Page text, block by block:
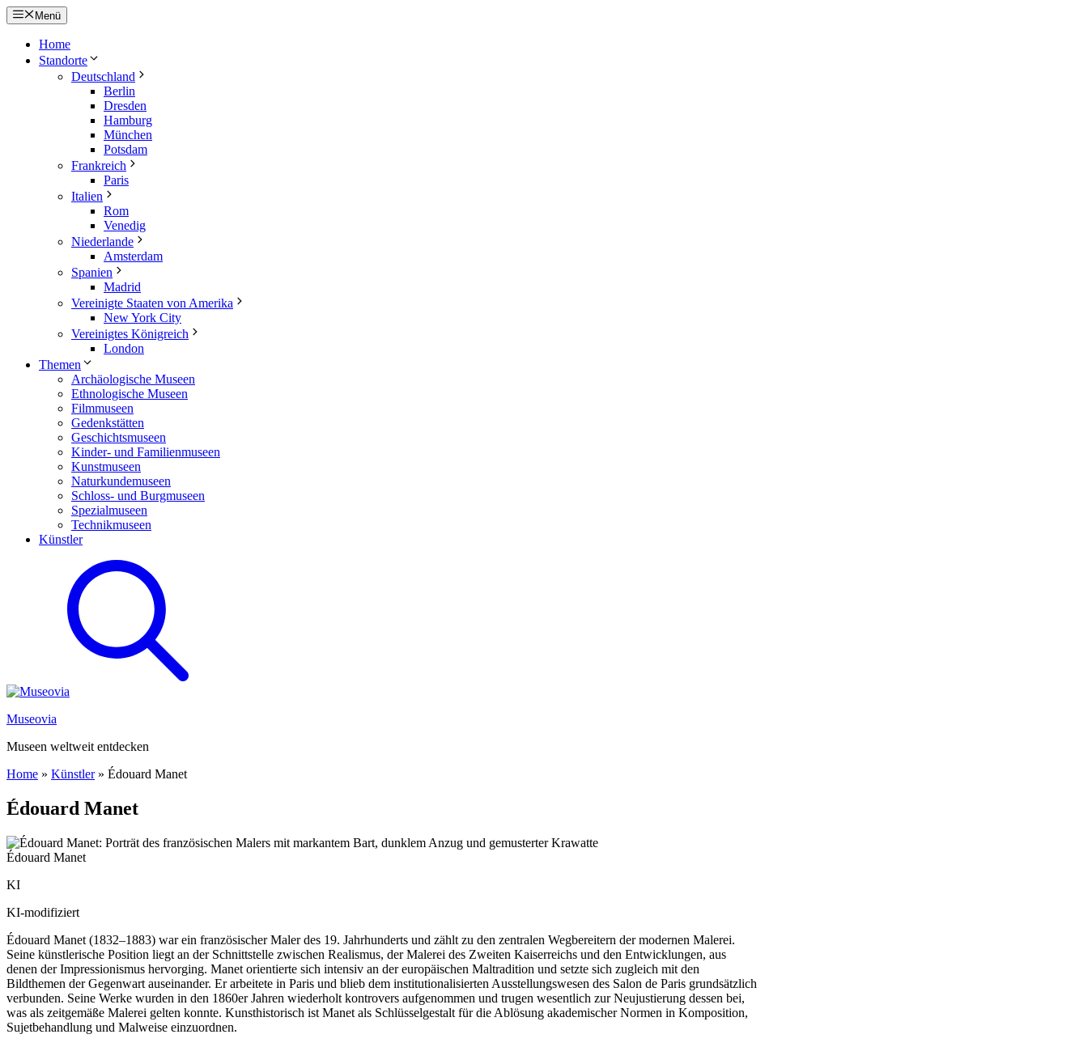
Zum
Inhalt
springen
Menü
Home
Standorte
Deutschland
Berlin
Dresden
Hamburg
München
Potsdam
Frankreich
Paris
Italien
Rom
Venedig
Niederlande
Amsterdam
Spanien
Madrid
Vereinigte Staaten von Amerika
New York City
Vereinigtes Königreich
London
Themen
Archäologische Museen
Ethnologische Museen
Filmmuseen
Gedenkstätten
Geschichtsmuseen
Kinder- und Familienmuseen
Kunstmuseen
Naturkundemuseen
Schloss- und Burgmuseen
Spezialmuseen
Technikmuseen
Künstler
Museovia
Museen weltweit entdecken
Home » Künstler» Édouard Manet
Édouard Manet
Édouard Manet
KI
KI-modifiziert
Édouard Manet (1832–1883) war ein französischer Maler des 19. Jahrhunderts und zählt zu den zentralen Wegbereitern der modernen Malerei.
Seine künstlerische Position liegt an der Schnittstelle zwischen Realismus, der Malerei des Zweiten Kaiserreichs und den Entwicklungen, aus
denen der Impressionismus hervorging. Manet orientierte sich intensiv an der europäischen Maltradition und setzte sich zugleich mit den
Bildthemen der Gegenwart auseinander. Er arbeitete in Paris und blieb dem institutionalisierten Ausstellungswesen des Salon de Paris grundsätzlich
verbunden. Seine Werke wurden in den 1860er Jahren wiederholt kontrovers aufgenommen und trugen wesentlich zur Neujustierung dessen bei,
was als zeitgemäße Malerei gelten konnte. Kunsthistorisch ist Manet als Schlüsselgestalt für die Ablösung akademischer Normen in Komposition,
Sujetbehandlung und Malweise einzuordnen.